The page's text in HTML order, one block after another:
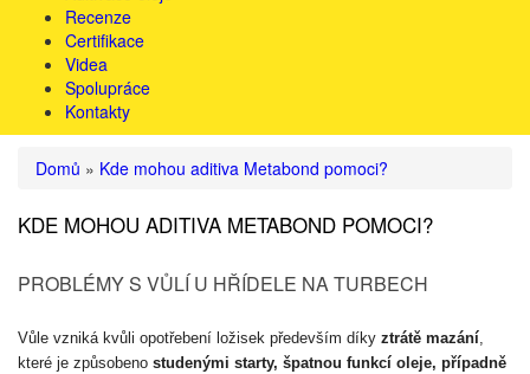
Recenze
Certifikace
Videa
Spolupráce
Kontakty
Domů » Kde mohou aditiva Metabond pomoci?
KDE MOHOU ADITIVA METABOND POMOCI?
PROBLÉMY S VŮLÍ U HŘÍDELE NA TURBECH
Vůle vzniká kvůli opotřebení ložisek především díky ztrátě mazání,
které je způsobeno studenými starty, špatnou funkcí oleje, případně